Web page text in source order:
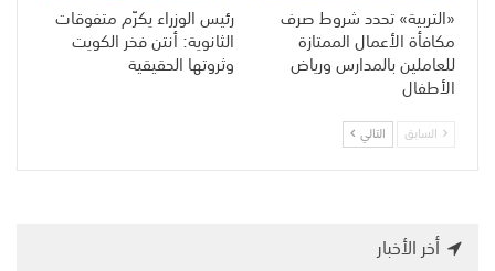
«التربية» تحدد شروط صرف
مكافأة الأعمال الممتازة
للعاملين بالمدارس ورياض
الأطفال
رئيس الوزراء يكرّم متفوقات
الثانوية: أنتن فخر الكويت
وثروتها الحقيقية
السابق التالي
أخر الأخبار